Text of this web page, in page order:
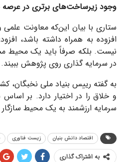
وجود زیرساخت‌های برتری در عرصه
ستاری با بیان این‌که معاونت
افزوده به همراه داشته باشد،
نیست. بلکه صرفاً باید یک محیط
در سرمایه‌ گذاری روی پژوهش
به گفته رییس بنیاد ملی
و خلاق را در اختیار دارد. بر
سرمایه ارزشمند به یک محیط سازگار
اقتصاد دانش بنیان زیست فناوری
به اشتراک گذاری